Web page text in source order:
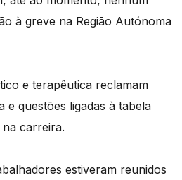
à greve na Região Autónoma
e terapêutica reclamam
e questões ligadas à tabela
carreira.
estiveram reunidos